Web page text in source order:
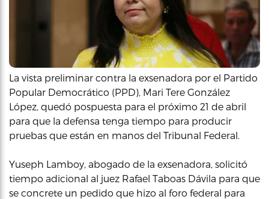
La vista preliminar contra la exsenadora por el Partido
Popular Democrático (PPD), Mari Tere González
López, quedó pospuesta para el próximo 21 de abril
para que la defensa tenga tiempo para producir
pruebas que están en manos del Tribunal Federal.
Yuseph Lamboy, abogado de la exsenadora, solicitó
tiempo adicional al juez Rafael Taboas Dávila para que
se concrete un pedido que hizo al foro federal para